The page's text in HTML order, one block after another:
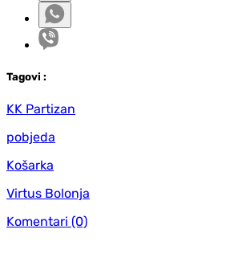
Tagovi :
KK Partizan
pobjeda
Košarka
Virtus Bolonja
Komentari (0)